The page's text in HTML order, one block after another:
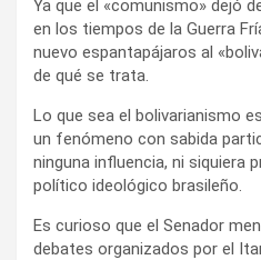
Ya que el «comunismo» dejó
en los tiempos de la Guerra
nuevo espantapájaros al
de qué se trata.
Lo que sea el bolivarianismo
un fenómeno con sabida
ninguna influencia, ni siquiera
político ideológico brasileño.
Es curioso que el Senador
debates organizados por el